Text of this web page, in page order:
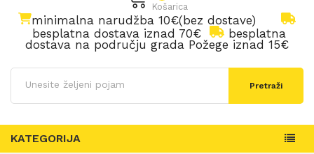
Košarica
minimalna narudžba 10€(bez dostave)
besplatna dostava iznad 70€
besplatna
dostava na području grada Požege iznad 15€
Pretraži
KATEGORIJA